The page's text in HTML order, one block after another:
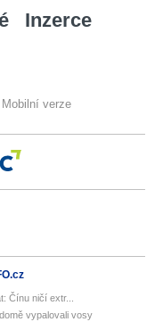
Inzerce
Mobilní verze
Čínu ničí extr...
vypalovali vosy